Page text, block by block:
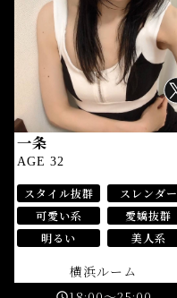
一条
AGE 32
スタイル抜群
スレンダー
可愛い系
愛嬌抜群
明るい
美人系
横浜ルーム